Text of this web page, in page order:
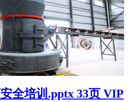
全培训.pptx 33页 VIP